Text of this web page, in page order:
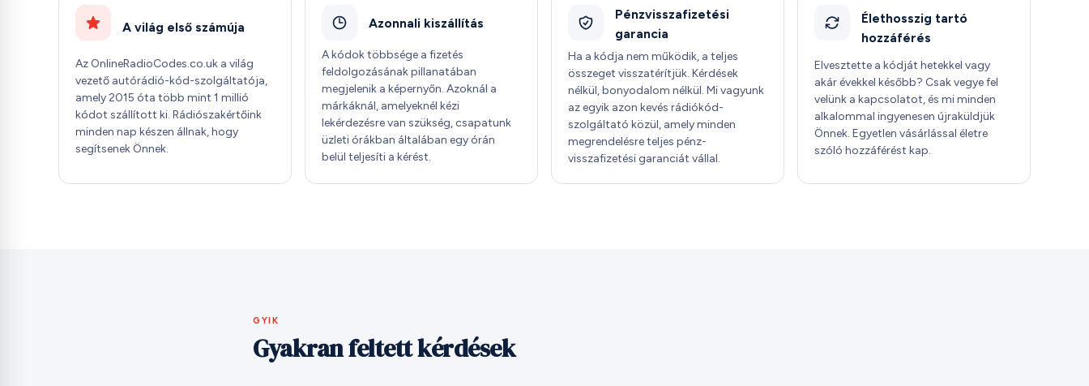
A világ első számúja
Az OnlineRadioCodes.co.uk a világ
vezető autórádió-kód-szolgáltatója,
amely 2015 óta több mint 1 millió
kódot szállított ki. Rádiószakértőink
minden nap készen állnak, hogy
segítsenek Önnek.
Azonnali kiszállítás
A kódok többsége a fizetés
feldolgozásának pillanatában
megjelenik a képernyőn. Azoknál a
márkáknál, amelyeknél kézi
lekérdezésre van szükség, csapatunk
üzleti órákban általában egy órán
belül teljesíti a kérést.
Pénzvisszafizetési
garancia
Ha a kódja nem működik, a teljes
összeget visszatérítjük. Kérdések
nélkül, bonyodalom nélkül. Mi vagyunk
az egyik azon kevés rádiókód-
szolgáltató közül, amely minden
megrendelésre teljes pénz-
visszafizetési garanciát vállal.
Élethosszig tartó
hozzáférés
Elvesztette a kódját hetekkel vagy
akár évekkel később? Csak vegye fel
velünk a kapcsolatot, és mi minden
alkalommal ingyenesen újraküldjük
Önnek. Egyetlen vásárlással életre
szóló hozzáférést kap.
GYIK
Gyakran feltett kérdések